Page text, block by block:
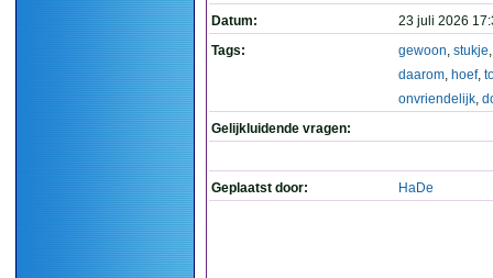
Datum:
23 juli 2026
Tags:
gewoon, stukje
daarom, hoef,
onvriendelijk,
Gelijkluidende vragen:
Geplaatst door: HaDe